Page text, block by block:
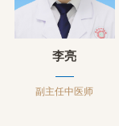
李亮
副主任中医师